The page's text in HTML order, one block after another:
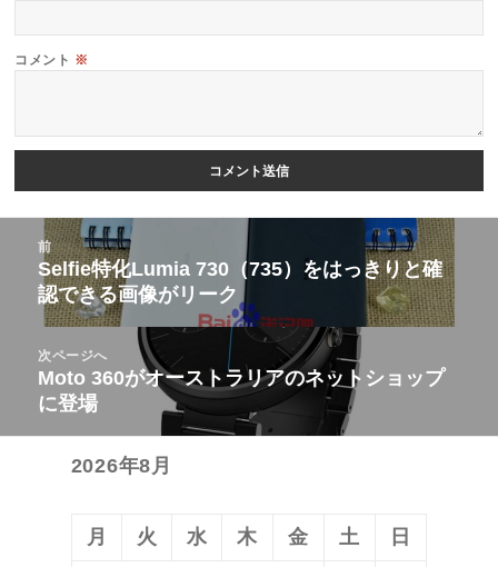
コメント ※
前
前
の
投
稿:
Selfie特化Lumia 730（735）をはっきりと確
認できる画像がリーク
次ページへ
次
の
Moto 360がオーストラリアのネットショップ
に登場
2026年8月
月 火 水 木 金 土 日